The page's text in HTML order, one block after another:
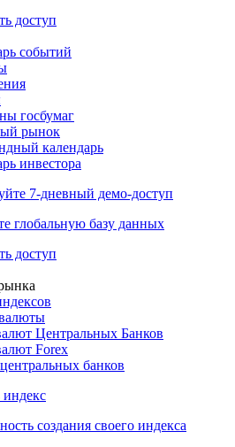
доступ
событий
госбумаг
рынок
календарь
инвестора
7-дневный демо-доступ
глобальную базу данных
доступ
Центральных Банков
Forex
банков
индекс
создания своего индекса